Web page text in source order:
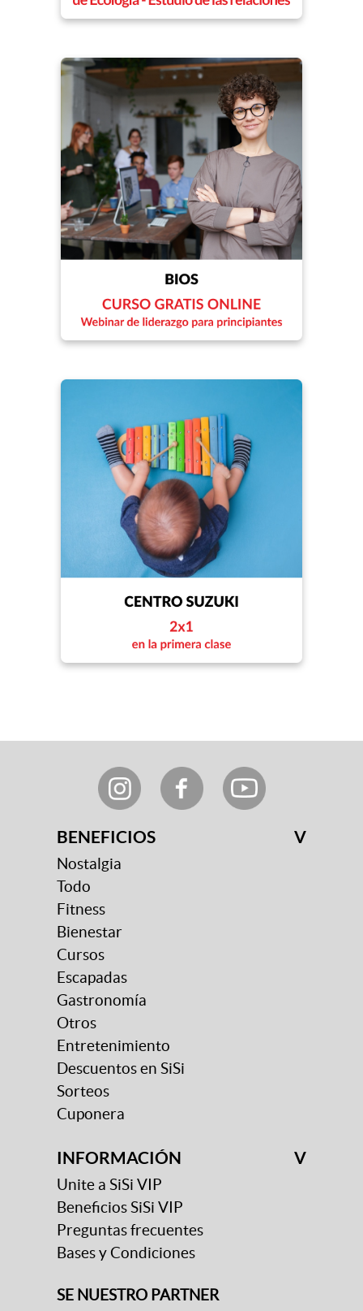
BENEFICIOS V
Nostalgia
Todo
Fitness
Bienestar
Cursos
Escapadas
Gastronomía
Otros
Entretenimiento
Descuentos en SiSi
Sorteos
Cuponera
INFORMACIÓN V
Unite a SiSi VIP
Beneficios SiSi VIP
Preguntas frecuentes
Bases y Condiciones
SE NUESTRO PARTNER